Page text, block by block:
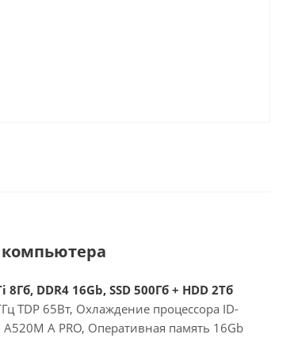
DDR4 16Gb, SSD 500Гб + HDD 2Тб
TDP 65Вт, Охлаждение процессора ID-
A PRO, Оперативная память 16Gb